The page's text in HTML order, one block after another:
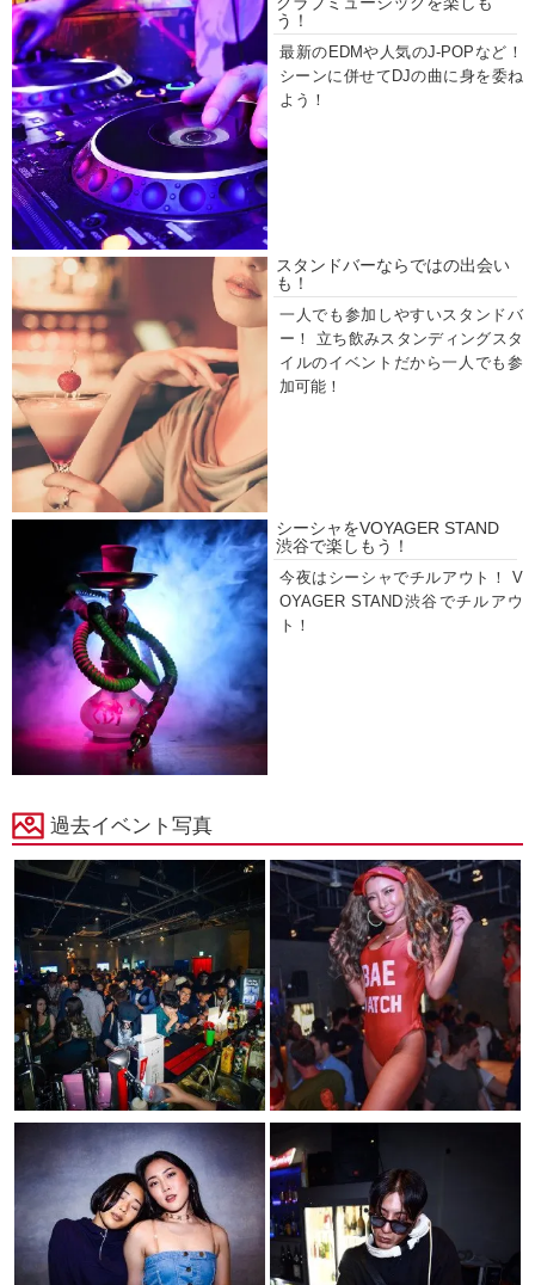
う！
最新のEDMや人気のJ-POPなど！
シーンに併せてDJの曲に身を委ね
よう！
スタンドバーならではの出会い
も！
一人でも参加しやすいスタンドバ
ー！ 立ち飲みスタンディングスタ
イルのイベントだから一人でも参
加可能！
シーシャをVOYAGER STAND
渋谷で楽しもう！
今夜はシーシャでチルアウト！ V
OYAGER STAND渋谷でチルアウ
ト！
過去イベント写真